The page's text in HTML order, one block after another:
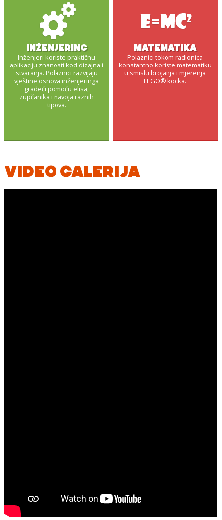
INŽENJERING
Inženjeri koriste praktičnu
aplikaciju znanosti kod dizajna i
stvaranja. Polaznici razvijaju
vještine osnova inženjeringa
gradeći pomoću elisa,
zupčanika i navoja raznih
tipova.
MATEMATIKA
Polaznici tokom radionica
konstantno koriste matematiku
u smislu brojanja i mjerenja
LEGO® kocka.
VIDEO GALERIJA